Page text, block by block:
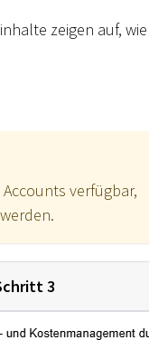
zeigen auf, wie
Accounts verfügbar,
3